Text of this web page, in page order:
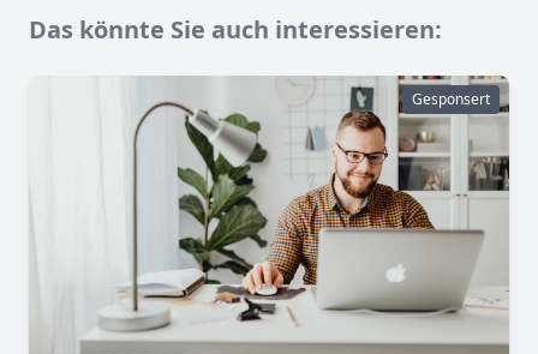
Das könnte Sie auch interessieren:
Gesponsert